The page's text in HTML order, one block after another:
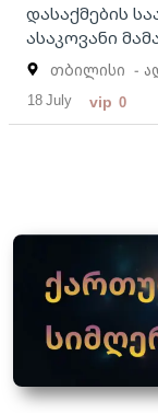
დასაქმების
ასაკოვანი
თბილისი -
18 July vip 0